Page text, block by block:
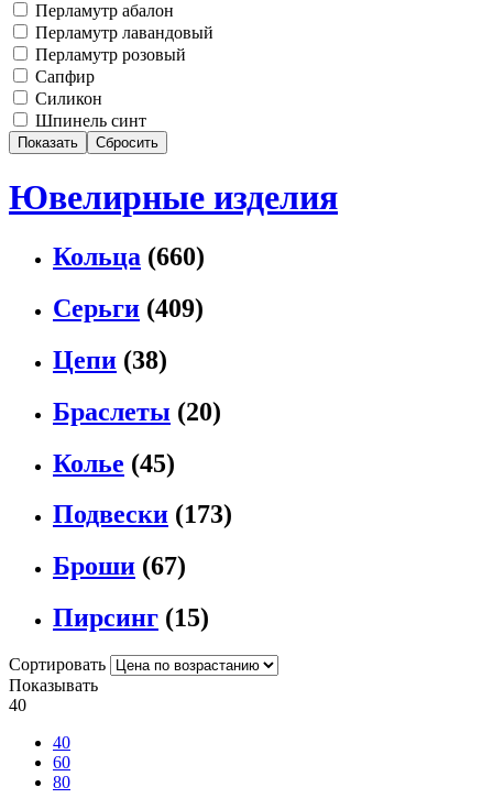
Перламутр абалон
Перламутр лавандовый
Перламутр розовый
Сапфир
Силикон
Шпинель синт
Ювелирные изделия
Кольца (660)
Серьги (409)
Цепи (38)
Браслеты (20)
Колье (45)
Подвески (173)
Броши (67)
Пирсинг (15)
Сортировать
Показывать
40
40
60
80